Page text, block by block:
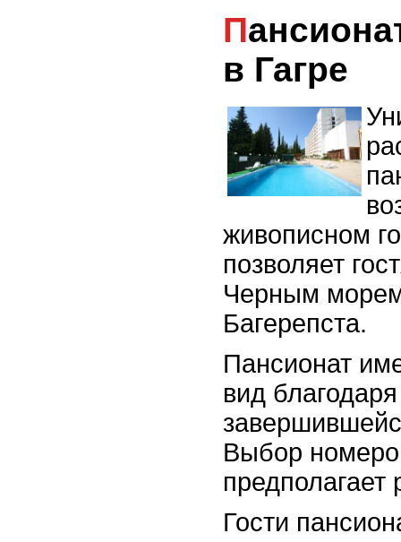
Пансионат «Багрипш»
в Гагре
живописном
позволяет
Черным
Багерепста.
Пансионат
вид
Выбор
Гости